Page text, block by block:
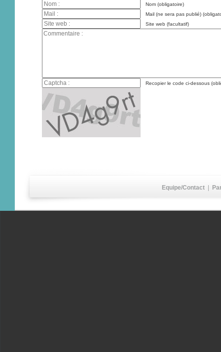
Nom (obligatoire)
Mail (ne sera pas publié)
Site web (facultatif)
Recopier le code ci-dessous
Equipe/Contact